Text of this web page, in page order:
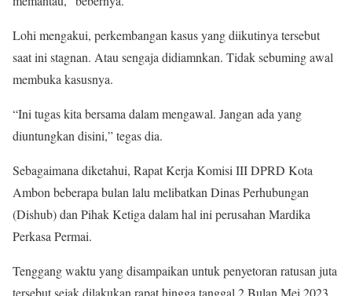
Lohi mengakui, perkembangan kasus yang diikutinya tersebut
saat ini stagnan. Atau sengaja didiamnkan. Tidak sebuming awal
membuka kasusnya.
“Ini tugas kita bersama dalam mengawal. Jangan ada yang
diuntungkan disini,” tegas dia.
Sebagaimana diketahui, Rapat Kerja Komisi III DPRD Kota
Ambon beberapa bulan lalu melibatkan Dinas Perhubungan
(Dishub) dan Pihak Ketiga dalam hal ini perusahan Mardika
Perkasa Permai.
Tenggang waktu yang disampaikan untuk penyetoran ratusan juta
tersebut sejak dilakukan rapat hingga tanggal 2 Bulan Mei 2023.